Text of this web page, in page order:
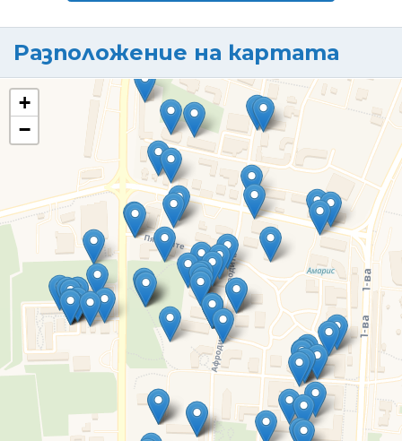
Разположение на картата
+
−